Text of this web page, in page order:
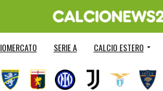
SERIE A CALCIO ESTERO